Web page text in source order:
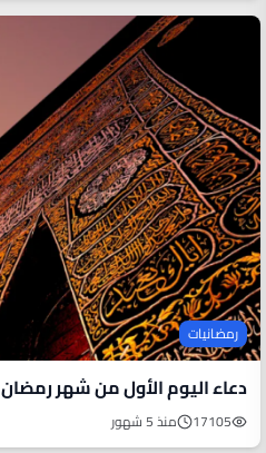
رمضانيات
دعاء اليوم الأول من شهر رمضان 2026
17105 منذ 5 شهور